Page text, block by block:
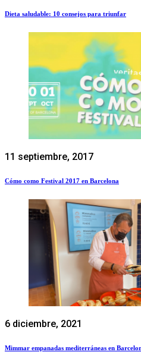
Dieta saludable: 10 consejos para triunfar
11 septiembre, 2017
Cómo como Festival 2017 en Barcelona
6 diciembre, 2021
Mimmar empanadas mediterráneas en